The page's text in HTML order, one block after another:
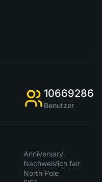
10669286
Benutzer
Anniversary
Nachweislich fair
North Pole